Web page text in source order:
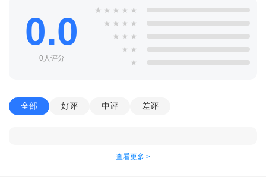
第二个图对角传送 选择两个辅助+巴斯特（雅琪巴兹都可以
不要是橡皮或者506）一定要带波克因为有快移速 沙迪可替换成
艾魅带加血星辉 切记不要选射手
0.0
0人评分
★ ★ ★ ★ ★
★ ★ ★ ★
★ ★ ★
★ ★
★
全部 好评 中评 差评
查看更多 >